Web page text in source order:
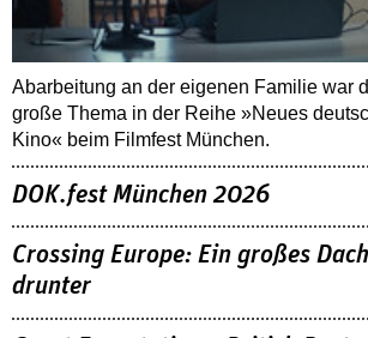
Abarbeitung an der eigenen Familie war
große Thema in der Reihe »Neues
Kino« beim Filmfest München.
DOK.fest München 2026
Crossing Europe: Ein großes
drunter